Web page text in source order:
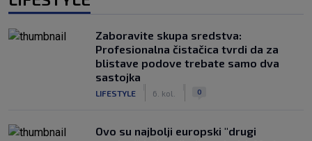
Zaboravite skupa sredstva:
Profesionalna čistačica tvrdi da za
blistave podove trebate samo dva
sastojka
LIFESTYLE 6. kol. 0
Ovo su najbolji europski "drugi